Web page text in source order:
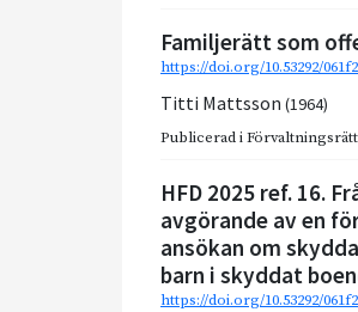
Familjerätt som
https://doi.org/10.53292/
Titti Mattsson (1964)
Publicerad i
HFD 2025 ref. 16.
avgörande av en
ansökan om
barn i skyddat
https://doi.org/10.53292/